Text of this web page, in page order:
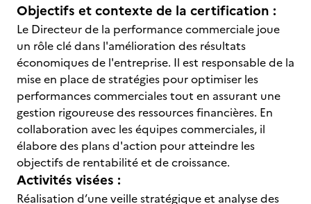
Objectifs et contexte de la certification :
Le Directeur de la performance commerciale joue
un rôle clé dans l'amélioration des résultats
économiques de l'entreprise. Il est responsable de la
mise en place de stratégies pour optimiser les
performances commerciales tout en assurant une
gestion rigoureuse des ressources financières. En
collaboration avec les équipes commerciales, il
élabore des plans d'action pour atteindre les
objectifs de rentabilité et de croissance.
Activités visées :
Réalisation d’une veille stratégique et analyse des